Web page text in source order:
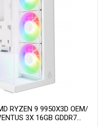
RYZEN 9 9950X3D OEM/
3X 16GB GDDR7